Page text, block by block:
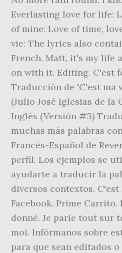
Everlasting love for life:
of mine: Love of time,
vie: The lyrics also
French. Matt, it's my life
on with it. Editing. C'est
Traducción de 'C'est ma
(Julio José Iglesias de la
Inglés (Versión #3)
muchas más palabras
Francés-Español de
perfil. Los ejemplos se
ayudarte a traducir la
diversos contextos. C'est
Facebook. Prime
donné. Je parie tout sur
moi. Infórmanos sobre
para que sean editados